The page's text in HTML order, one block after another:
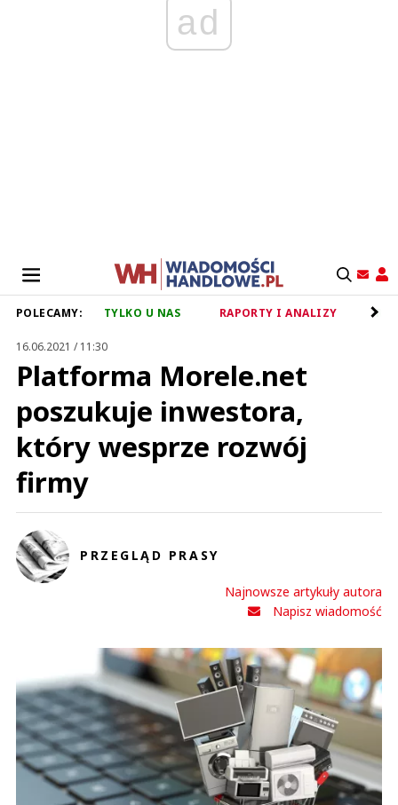
ad
POLECAMY: TYLKO U NAS RAPORTY I ANALIZY
16.06.2021 / 11:30
Platforma Morele.net
poszukuje inwestora,
który wesprze rozwój
firmy
PRZEGLĄD PRASY
Najnowsze artykuły autora
Napisz wiadomość